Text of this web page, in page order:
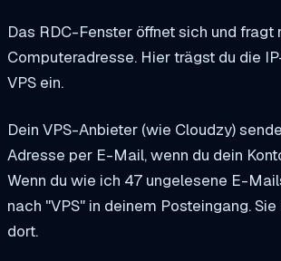
Das RDC-Fenster öffnet sich und fragt
Computeradresse. Hier trägst du die
VPS ein.
Dein VPS-Anbieter (wie Cloudzy)
Adresse per E-Mail, wenn du dein
Wenn du wie ich 47 ungelesene E-
nach "VPS" in deinem Posteingang.
dort.